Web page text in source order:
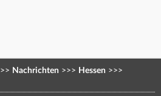
Nachrichten >>> Hessen >>>